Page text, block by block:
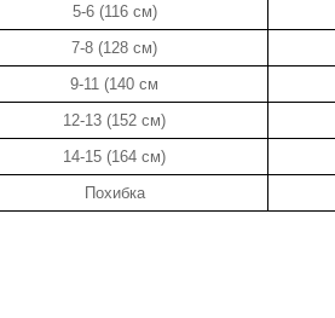
5-6 (116 см)
7-8 (128 см)
9-11 (140 см
12-13 (152 см)
14-15 (164 см)
Похибка